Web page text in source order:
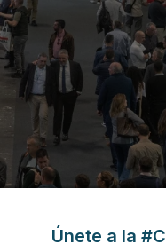
Únete a la